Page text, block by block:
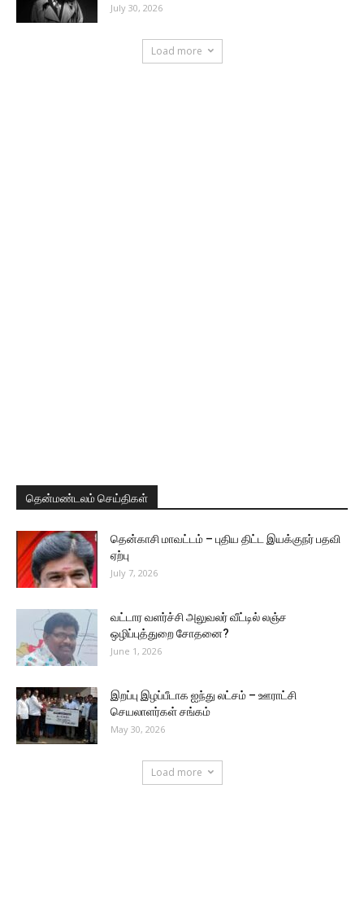
July 30, 2026
Load more
தென்மண்டலம் செய்திகள்
தென்காசி மாவட்டம் – புதிய திட்ட இயக்குநர் பதவி
ஏற்பு
July 7, 2026
வட்டார வளர்ச்சி அலுவலர் வீட்டில் லஞ்ச
ஒழிப்புத்துறை சோதனை?
June 1, 2026
இறப்பு இழப்பீடாக ஐந்து லட்சம் – ஊராட்சி
செயலாளர்கள் சங்கம்
May 30, 2026
Load more